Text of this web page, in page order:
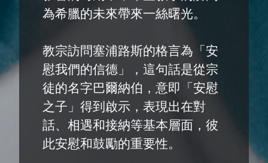
為希臘的未來帶來一絲曙光。
教宗訪問塞浦路斯的格言為「安
慰我們的信德」，這句話是從宗
徒的名字巴爾納伯，意即「安慰
之子」得到啟示，表現出在對
話、相遇和接納等基本層面，彼
此安慰和鼓勵的重要性。